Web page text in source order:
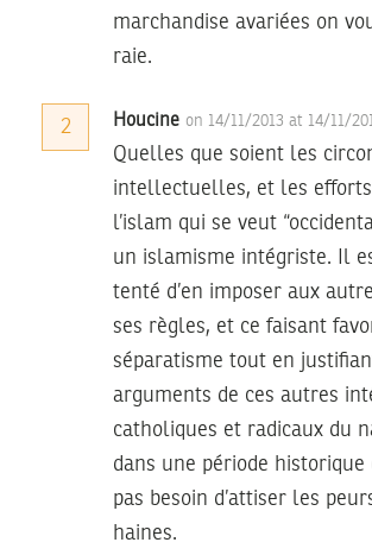
marchandise avariées on
raie.
2 Houcine on 14/11/2013 at 14/11/
Quelles que soient les
intellectuelles, et les efforts
l’islam qui se veut
un islamisme intégriste. Il
tenté d’en imposer aux
ses règles, et ce faisant
séparatisme tout en
arguments de ces autres
catholiques et radicaux du
dans une période historique
pas besoin d’attiser les
haines.